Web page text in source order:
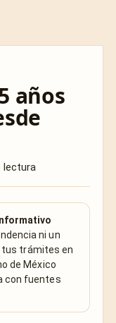
años
lectura
ni un
tus trámites en
de México
con fuentes